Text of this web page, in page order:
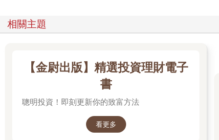
識到應該要有人從宏觀的視角，逐步告訴人們在這個世界上應該
依循中庸之道的永續健康策略
很多人誤以為我只吃扁豆、燕麥飯、蔬菜和莓果，對甜食不屑一
顧，滴酒不沾，每天像機器一樣反覆做著相同的運動。甚至有人
生活習慣，難道不會造成壓力，反倒讓身體生病嗎？這類問題通
常是20 到30 歲的人提出的，換言之，他們認為放下壓力、享受當
相關主題
【金尉出版】精選投資理財電子
書
聰明投資！即刻更新你的致富方法
看更多